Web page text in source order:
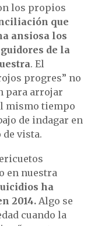
los propios
que
ansiosa los
de la
. El
progres” no
para arrojar
mismo tiempo
de indagar en
vista.
en nuestra
ha
2014. Algo se
cuando la